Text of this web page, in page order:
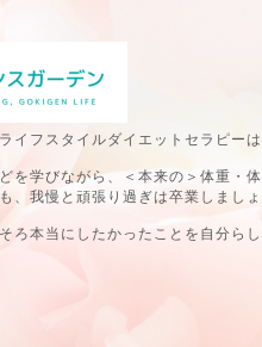
イフスタイルダイエットセラピー
を学びながら、＜本来の＞体重・
、我慢と頑張り過ぎは卒業しましょ
ろ本当にしたかったことを自分ら